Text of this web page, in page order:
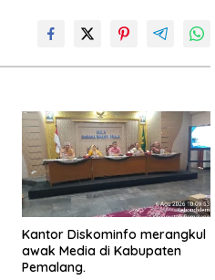
Kantor Diskominfo merangkul
awak Media di Kabupaten
Pemalang.